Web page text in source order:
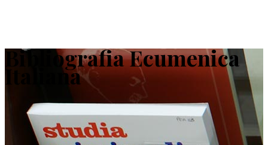
Bibliografia Ecumenica
Italiana